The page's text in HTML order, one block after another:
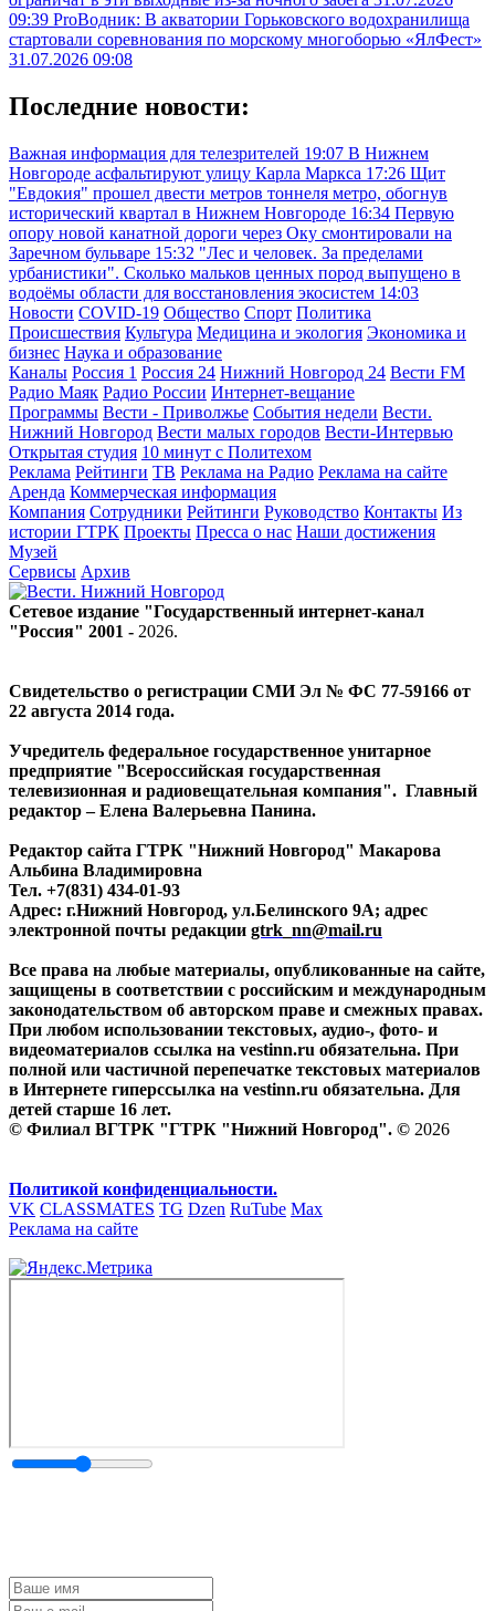
09:39 ProВодник: В акватории Горьковского водохранилища
стартовали соревнования по морскому многоборью «ЯлФест»
31.07.2026 09:08
Последние новости:
Важная информация для телезрителей 19:07 В Нижнем
Новгороде асфальтируют улицу Карла Маркса 17:26 Щит
"Евдокия" прошел двести метров тоннеля метро, обогнув
исторический квартал в Нижнем Новгороде 16:34 Первую
опору новой канатной дороги через Оку смонтировали на
Заречном бульваре 15:32 "Лес и человек. За пределами
урбанистики". Сколько мальков ценных пород выпущено в
водоёмы области для восстановления экосистем 14:03
Новости COVID-19 Общество Спорт Политика
Происшествия Культура Медицина и экология Экономика и
бизнес Наука и образование
Каналы Россия 1 Россия 24 Нижний Новгород 24 Вести FM
Радио Маяк Радио России Интернет-вещание
Программы Вести - Приволжье События недели Вести.
Нижний Новгород Вести малых городов Вести-Интервью
Открытая студия 10 минут с Политехом
Реклама Рейтинги ТВ Реклама на Радио Реклама на сайте
Аренда Коммерческая информация
Компания Сотрудники Рейтинги Руководство Контакты Из
истории ГТРК Проекты Пресса о нас Наши достижения
Музей
Сервисы Архив
Сетевое издание "Государственный интернет-канал
"Россия" 2001 - 2026.
Свидетельство о регистрации СМИ Эл № ФС 77-59166 от
22 августа 2014 года.
Учредитель федеральное государственное унитарное
предприятие "Всероссийская государственная
телевизионная и радиовещательная компания". Главный
редактор – Елена Валерьевна Панина.
Редактор сайта ГТРК "Нижний Новгород" Макарова
Альбина Владимировна
Тел. +7(831) 434-01-93
Адрес: г.Нижний Новгород, ул.Белинского 9А; адрес
электронной почты редакции gtrk_nn@mail.ru
Все права на любые материалы, опубликованные на сайте,
защищены в соответствии с российским и международным
законодательством об авторском праве и смежных правах.
При любом использовании текстовых, аудио-, фото- и
видеоматериалов ссылка на vestinn.ru обязательна. При
полной или частичной перепечатке текстовых материалов
в Интернете гиперссылка на vestinn.ru обязательна. Для
детей старше 16 лет.
© Филиал ВГТРК "ГТРК "Нижний Новгород". © 2026
Политикой конфиденциальности.
VK CLASSMATES TG Dzen RuTube Max
Реклама на сайте